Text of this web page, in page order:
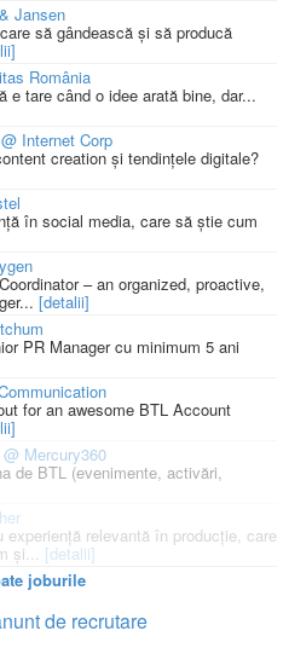
Jansen
să gândească și să producă
România
e tare când o idee arată bine, dar...
Internet Corp
creation și tendințele digitale?
în social media, care să știe cum
– an organized, proactive,
[detalii]
PR Manager cu minimum 5 ani
for an awesome BTL Account
Mercury360
de BTL (evenimente, activări,
relevantă în producție, care
și... [detalii]
joburile
de recrutare